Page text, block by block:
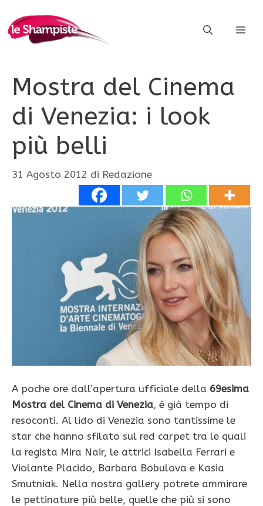
contenuto
Mostra del Cinema
di Venezia: i look
più belli
31 Agosto 2012 di Redazione
A poche ore dall’apertura ufficiale della 69esima
Mostra del Cinema di Venezia, è già tempo di
resoconti. Al lido di Venezia sono tantissime le
star che hanno sfilato sul red carpet tra le quali
la regista Mira Nair, le attrici Isabella Ferrari e
Violante Placido, Barbara Bobulova e Kasia
Smutniak. Nella nostra gallery potrete ammirare
le pettinature più belle, quelle che più si sono